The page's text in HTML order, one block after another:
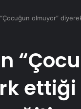
olmuyor”
ettiği